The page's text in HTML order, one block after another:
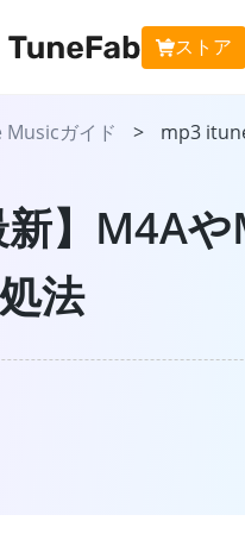
ストア
TuneFab MusicOne
Musicガイド > mp3
新】M4A
法